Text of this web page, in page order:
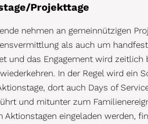
Projekttage
nehmen an gemeinnützigen
als auch um
und das Engagement wird zeitlich
In der Regel wird ein
dort auch Days of
und mitunter zum
Aktionstagen eingeladen werden,